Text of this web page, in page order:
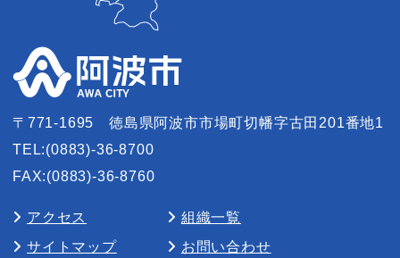
〒771-1695
徳島県阿波市市場町切幡字古田201番地1
TEL:(0883)-36-8700
FAX:(0883)-36-8760
アクセス
組織一覧
サイトマップ
お問い合わせ